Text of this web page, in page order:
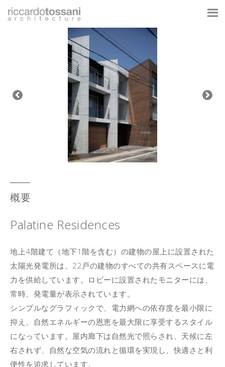
概要
Palatine Residences
地上4階建て（地下1階を含む）の建物の屋上に設置された
太陽光発電所は、22戸の建物のすべての共有スペースに電
力を供給しています。ロビーに設置されたモニターには、
常時、発電量が表示されています。
シンプルなグラフィックで、電力網への依存度を最小限に
抑え、自然エネルギーの恩恵を最大限に享受するスタイル
になっています。屋内廊下は自然光で照らされ、天候に左
右されず、自然な空気の流れと循環を実現し、快適さと利
便性を追求しています。